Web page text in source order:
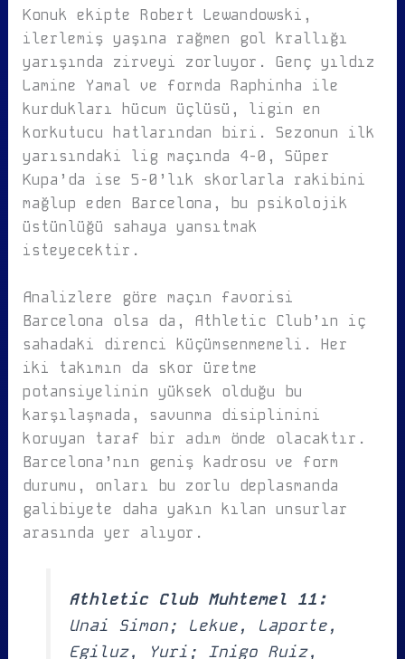
Konuk ekipte Robert Lewandowski,
ilerlemiş yaşına rağmen gol krallığı
yarışında zirveyi zorluyor. Genç yıldız
Lamine Yamal ve formda Raphinha ile
kurdukları hücum üçlüsü, ligin en
korkutucu hatlarından biri. Sezonun ilk
yarısındaki lig maçında 4-0, Süper
Kupa’da ise 5-0’lık skorlarla rakibini
mağlup eden Barcelona, bu psikolojik
üstünlüğü sahaya yansıtmak
isteyecektir.
Analizlere göre maçın favorisi
Barcelona olsa da, Athletic Club’ın iç
sahadaki direnci küçümsenmemeli. Her
iki takımın da skor üretme
potansiyelinin yüksek olduğu bu
karşılaşmada, savunma disiplinini
koruyan taraf bir adım önde olacaktır.
Barcelona’nın geniş kadrosu ve form
durumu, onları bu zorlu deplasmanda
galibiyete daha yakın kılan unsurlar
arasında yer alıyor.
Athletic Club Muhtemel 11:
Unai Simon; Lekue, Laporte,
Egiluz, Yuri; Inigo Ruiz,